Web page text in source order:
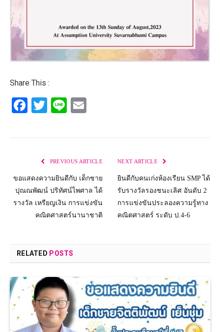
Share This :
Facebook
Twitter
Line
PREVIOUS ARTICLE
ขอแสดงความยินดีกับ เด็กชาย
ปุณณพัฒน์ ปริทัศน์ไพศาล ได้
รางวัล เหรียญเงิน การแข่งขัน
คณิตศาสตร์นานาชาติ
NEXT ARTICLE
ยินดีกับคนเก่งห้องเรียน SMP ได้
รับรางวัลรองชนะเลิศ อันดับ 2
การแข่งขันประลองความรู้ทาง
คณิตศาสตร์ ระดับ ป.4-6
RELATED POSTS